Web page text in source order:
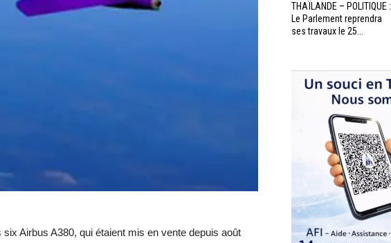
Airbus A380, qui étaient mis en vente depuis août
THAÏLANDE – POLITIQUE :
Le Parlement reprendra
ses travaux le 25...